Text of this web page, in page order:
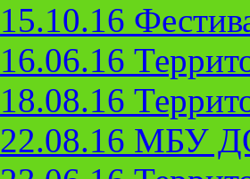
15.10.16
16.06.16
18.08.16
22.08.16 МБУ